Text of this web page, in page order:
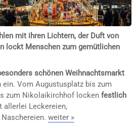
mit ihren Lichtern, der Duft von
lockt Menschen zum gemütlichen
schönen Weihnachtsmarkt
ein. Vom Augustusplatz bis zum
zum Nikolaikirchhof locken festlich
Leckereien,
weiter »